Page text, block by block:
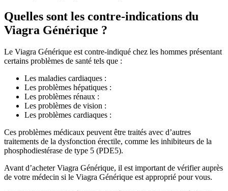
Quelles sont les contre-indications du
Viagra Générique ?
Le Viagra Générique est contre-indiqué chez les hommes présentant
certains problèmes de santé tels que :
Les maladies cardiaques :
Les problèmes hépatiques :
Les problèmes rénaux :
Les problèmes de vision :
Les problèmes cardiaques :
Ces problèmes médicaux peuvent être traités avec d’autres
traitements de la dysfonction érectile, comme les inhibiteurs de la
phosphodiestérase de type 5 (PDE5).
Avant d’acheter Viagra Générique, il est important de vérifier auprès
de votre médecin si le Viagra Générique est approprié pour vous.